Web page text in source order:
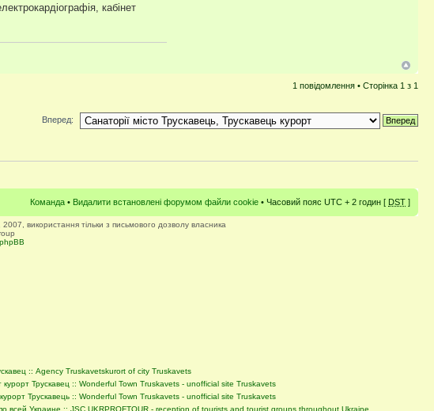
кабінет
1 повідомлення • Сторінка 1 з 1
Вперед:
Команда • Видалити встановлені форумом файли cookie • Часовий пояс UTC + 2 годин [ DST ]
використання тільки з письмового дозволу власника